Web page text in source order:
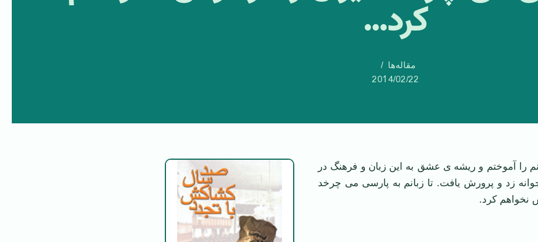
کرد…
مقاله‌ها
2014/02/22
را آموختم و ریشه ی عشق به این زبان و فرهنگ در
زد و پرورش یافت. تا زبانم به پارسی می چرخد
نخواهم کرد.